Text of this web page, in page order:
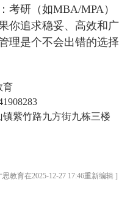
考研（如MBA/MPA）
你追求稳妥、高效和
理是个不会出错的选择
育
镇紫竹路九方街九栋三楼
教育在2025-12-27 17:46重新编辑 ]